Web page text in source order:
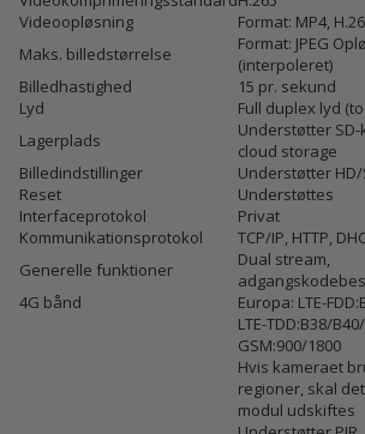
Videoopløsning
Format: MP4,
Maks. billedstørrelse
Format: JPEG
(interpoleret)
Billedhastighed
15 pr. sekund
Lyd
Full duplex lyd
Lagerplads
Understøtter SD-
cloud storage
Billedindstillinger
Understøtter
Reset
Understøttes
Interfaceprotokol
Privat
Kommunikationsprotokol
TCP/IP, HTTP,
Generelle funktioner
Dual stream,
4G bånd
Europa: LTE-
LTE-TDD:B38/
GSM:900/1800
Hvis kameraet
regioner, skal
modul udskiftes